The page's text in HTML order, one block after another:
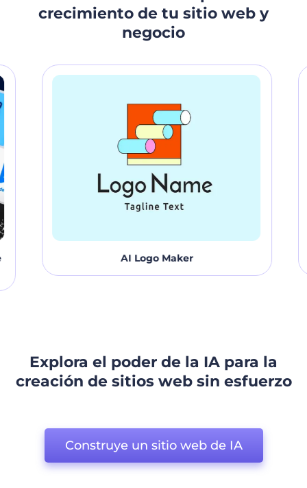
tu presencia en línea en poco tiempo!
crecimiento de tu sitio web y
negocio
AI Logo Maker
Explora el poder de la IA para la
creación de sitios web sin esfuerzo
Construye un sitio web de IA